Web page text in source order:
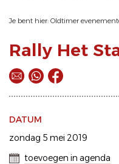
Je bent hier: Oldtimer
Rally Het
DATUM
zondag 5 mei 2019
toevoegen in agenda